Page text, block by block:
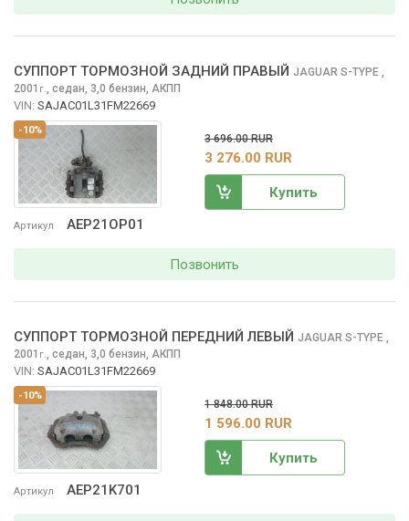
-10%
Артикул AEP21OP01
СУППОРТ ТОРМОЗНОЙ ЗАДНИЙ ПРАВЫЙ JAGUAR S-TYPE
2001 г. седан, 3,0 бензин, АКПП
VIN: SAJAC01L31FM22669
3 696.00 RUR
3 276.00 RUR
Купить
Позвонить
-10%
Артикул AEP21K701
СУППОРТ ТОРМОЗНОЙ ПЕРЕДНИЙ ЛЕВЫЙ JAGUAR S-TYPE ,
2001 г., седан, 3,0 бензин, АКПП
VIN: SAJAC01L31FM22669
1 848.00 RUR
1 596.00 RUR
Купить